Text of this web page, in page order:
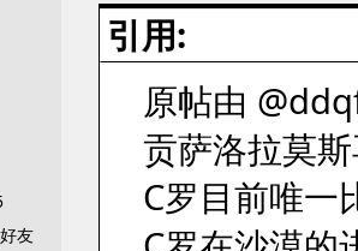
友
引用:
原帖由
贡萨洛拉莫
C罗目前唯一